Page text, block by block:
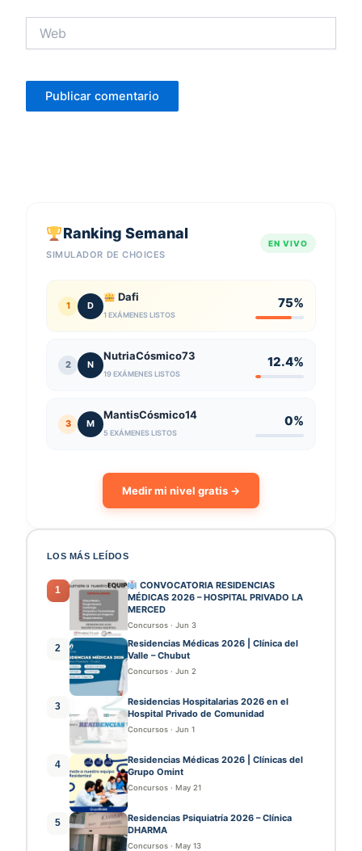
Ranking Semanal
SIMULADOR DE CHOICES
EN VIVO
1 D
Dafi
1 EXÁMENES LISTOS
75%
2 N
NutriaCósmico73
19 EXÁMENES LISTOS
12.4%
3 M
MantisCósmico14
5 EXÁMENES LISTOS
0%
Medir mi nivel gratis →
LOS MÁS LEÍDOS
1
CONVOCATORIA RESIDENCIAS
MÉDICAS 2026 – HOSPITAL PRIVADO LA
MERCED
Concursos · Jun 3
2
Residencias Médicas 2026 | Clínica del
Valle – Chubut
Concursos · Jun 2
3
Residencias Hospitalarias 2026 en el
Hospital Privado de Comunidad
Concursos · Jun 1
4
Residencias Médicas 2026 | Clínicas del
Grupo Omint
Concursos · May 21
5
Residencias Psiquiatría 2026 – Clínica
DHARMA
Concursos · May 13